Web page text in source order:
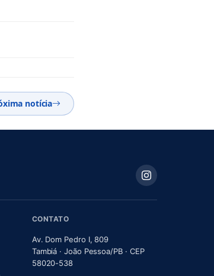
notícia
CONTATO
Av. Dom Pedro I, 809
Tambiá · João Pessoa/PB · CEP
58020-538